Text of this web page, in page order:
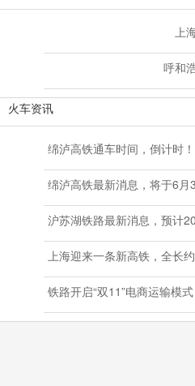
上
呼和
火车资讯
绵泸高铁通车时间，倒计时
绵泸高铁最新消息，将于6月
沪苏湖铁路最新消息，预计
上海迎来一条新高铁，全长
铁路开启“双11”电商运输模式